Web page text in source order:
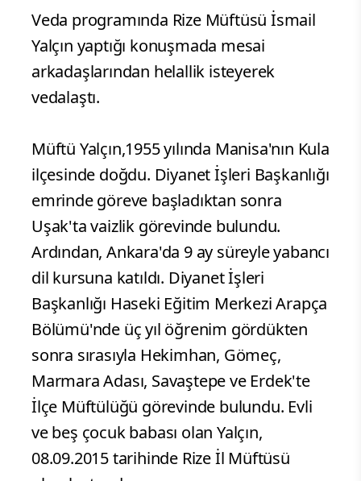
Veda programında Rize Müftüsü İsmail
Yalçın yaptığı konuşmada mesai
arkadaşlarından helallik isteyerek
vedalaştı.
Müftü Yalçın,1955 yılında Manisa'nın Kula
ilçesinde doğdu. Diyanet İşleri Başkanlığı
emrinde göreve başladıktan sonra
Uşak'ta vaizlik görevinde bulundu.
Ardından, Ankara'da 9 ay süreyle yabancı
dil kursuna katıldı. Diyanet İşleri
Başkanlığı Haseki Eğitim Merkezi Arapça
Bölümü'nde üç yıl öğrenim gördükten
sonra sırasıyla Hekimhan, Gömeç,
Marmara Adası, Savaştepe ve Erdek'te
İlçe Müftülüğü görevinde bulundu. Evli
ve beş çocuk babası olan Yalçın,
08.09.2015 tarihinde Rize İl Müftüsü